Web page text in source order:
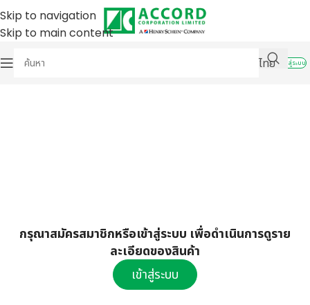
Skip to navigation
Skip to main content
ไทย
เข้าสู่ระบบ
กรุณาสมัครสมาชิกหรือเข้าสู่ระบบ เพื่อดำเนินการดูราย
ละเอียดของสินค้า
เข้าสู่ระบบ